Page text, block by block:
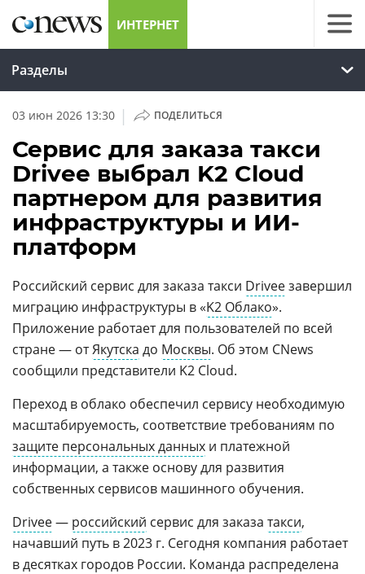
ИНТЕРНЕТ
Разделы
03 июн 2026 13:30 | ПОДЕЛИТЬСЯ
Сервис для заказа такси
Drivee выбрал K2 Cloud
партнером для развития
инфраструктуры и ИИ-
платформ
Российский сервис для заказа такси Driveeзавершил
миграцию инфраструктуры в «K2 Облако».
Приложение работает для пользователей по всей
стране — отЯкутска до Москвы. Об этом CNews
сообщили представители K2 Cloud.
Переход в облако обеспечил сервису необходимую
масштабируемость, соответствие требованиям по
защите персональных данных и платежной
информации, а также основу для развития
собственных сервисов машинного обучения.
Drivee— российский сервис для заказа такси,
начавший путь в 2023 г. Сегодня компания работает
в десятках городов России. Команда распределена